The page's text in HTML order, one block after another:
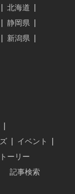
北海道
静岡県
新潟県
イベント
ーリー
記事検索